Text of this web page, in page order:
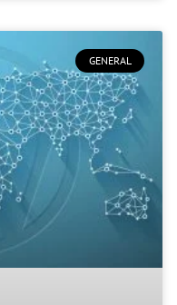
GENERAL